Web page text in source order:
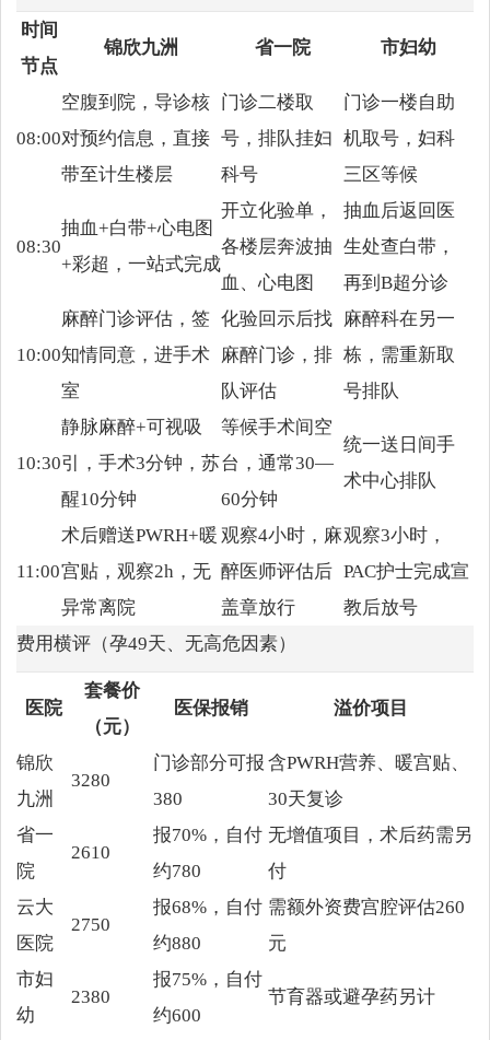
时间
节点
锦欣九洲 省一院 市妇幼
08:00
空腹到院，导诊核
对预约信息，直接
带至计生楼层
门诊二楼取
号，排队挂妇
科号
门诊一楼自助
机取号，妇科
三区等候
08:30
抽血+白带+心电图
+彩超，一站式完成
开立化验单，
各楼层奔波抽
血、心电图
抽血后返回医
生处查白带，
再到B超分诊
10:00
麻醉门诊评估，签
知情同意，进手术
室
化验回示后找
麻醉门诊，排
队评估
麻醉科在另一
栋，需重新取
号排队
10:30
静脉麻醉+可视吸
引，手术3分钟，苏
醒10分钟
等候手术间空
台，通常30—
60分钟
统一送日间手
术中心排队
11:00
术后赠送PWRH+暖
宫贴，观察2h，无
异常离院
观察4小时，麻
醉医师评估后
盖章放行
观察3小时，
PAC护士完成宣
教后放号
费用横评（孕49天、无高危因素）
医院
套餐价
（元）
医保报销 溢价项目
锦欣
九洲
3280
门诊部分可报
380
含PWRH营养、暖宫贴、
30天复诊
省一
院
2610
报70%，自付
约780
无增值项目，术后药需另
付
云大
医院
2750
报68%，自付
约880
需额外资费宫腔评估260
元
市妇
幼
2380
报75%，自付
约600
节育器或避孕药另计